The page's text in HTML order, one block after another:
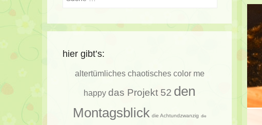
hier gibt’s:
altertümliches chaotisches color me
happy das Projekt 52 den
Montagsblick die Achtundzwanzig die